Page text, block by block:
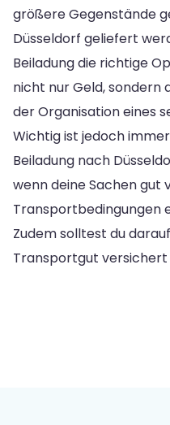
größere Gegenstände
Düsseldorf geliefert
Beiladung die richtige
nicht nur Geld, sondern
der Organisation eines
Wichtig ist jedoch
Beiladung nach
wenn deine Sachen gut
Transportbedingungen
Zudem solltest du
Transportgut versichert